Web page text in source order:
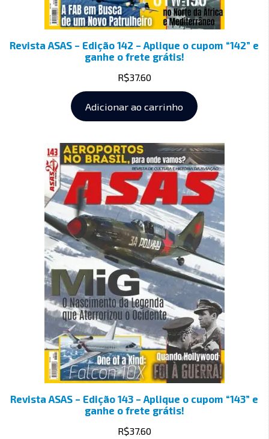
Revista ASAS – Edição 142 – Aplique o cupom “142” e
ganhe o frete grátis!
R$37.60
Adicionar ao carrinho
Revista ASAS – Edição 143 – Aplique o cupom “143” e
ganhe o frete grátis!
R$37.60